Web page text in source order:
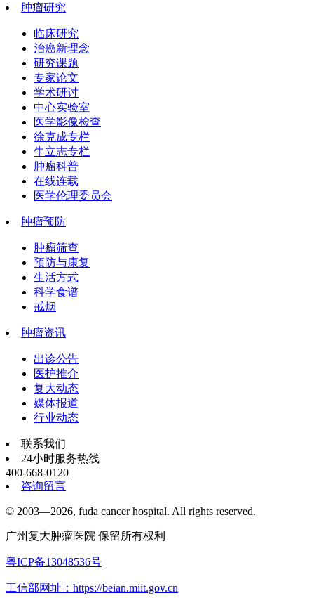
肿瘤研究
临床研究
治癌新理念
研究课题
专家论文
学术研讨
中心实验室
医学影像检查
徐克成专栏
牛立志专栏
肿瘤科普
在线连载
医学伦理委员会
肿瘤预防
肿瘤筛查
预防与康复
生活方式
科学食谱
戒烟
肿瘤资讯
出诊公告
医护推介
复大动态
媒体报道
行业动态
联系我们
24小时服务热线
400-668-0120
咨询留言
© 2003—2026, fuda cancer hospital. All rights reserved.
广州复大肿瘤医院 保留所有权利
粤ICP备13048536号
工信部网址：https://beian.miit.gov.cn